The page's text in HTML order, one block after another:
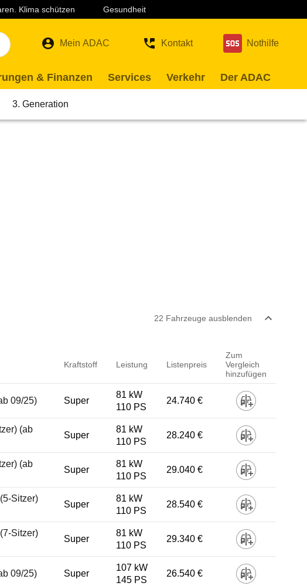
Klima schützen Gesundheit
Mein ADAC Kontakt Nothilfe
& Finanzen Services Verkehr Der ADAC
3. Generation
22 Fahrzeuge ausblenden
Kraftstoff Leistung Listenpreis
Zum
Vergleich
hinzufügen
09/25) Super
81 kW
110 PS
24.740 €
(ab
Super
81 kW
110 PS
28.240 €
(ab
Super
81 kW
110 PS
29.040 €
Sitzer)
Super
81 kW
110 PS
28.540 €
Sitzer)
Super
81 kW
110 PS
29.340 €
09/25) Super
107 kW
145 PS
26.540 €